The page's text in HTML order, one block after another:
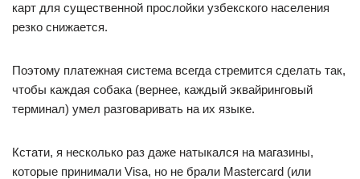
карт для существенной прослойки узбекского населения
резко снижается.
Поэтому платежная система всегда стремится сделать так,
чтобы каждая собака (вернее, каждый эквайринговый
терминал) умел разговаривать на их языке.
Кстати, я несколько раз даже натыкался на магазины,
которые принимали Visa, но не брали Mastercard (или